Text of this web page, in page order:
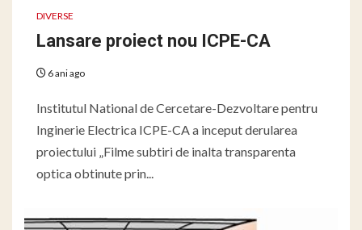
DIVERSE
Lansare proiect nou ICPE-CA
6 ani ago
Institutul National de Cercetare-Dezvoltare pentru
Inginerie Electrica ICPE-CA a inceput derularea
proiectului „Filme subtiri de inalta transparenta
optica obtinute prin...